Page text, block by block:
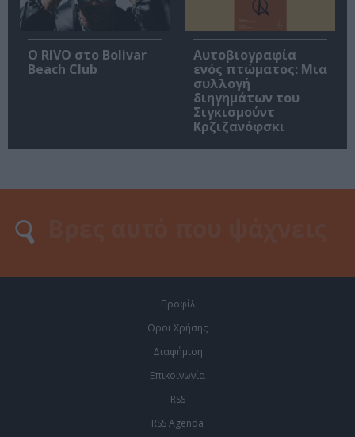
Ο RIVO στο Bolivar
Beach Club
Αυτοβιογραφία
ενός πτώματος: Μια
συλλογή
διηγημάτων του
Σιγκισμούντ
Κρζιζανόφσκι
Προφίλ
Οροι Χρήσης
Διαφήμιση
Επικοινωνία
RSS
RSS Agenda